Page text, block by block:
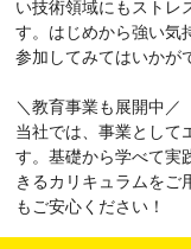
い技術領域にもストレ
す。はじめから強い気
参加してみてはいかが
＼教育事業も展開中／
当社では、事業として
す。基礎から学べて実
きるカリキュラムをご
もご安心ください！